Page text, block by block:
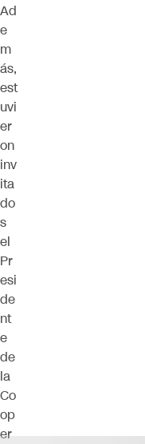
Ad
e
m
ás,
est
uvi
er
on
inv
ita
do
s
el
Pr
esi
de
nt
e
de
la
Co
op
er